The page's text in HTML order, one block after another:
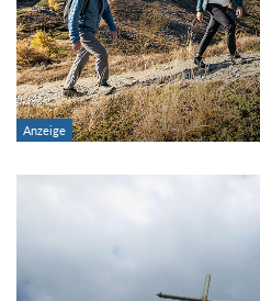
Gebirge:
Art der Tour:
Kondition (Tourdauer):